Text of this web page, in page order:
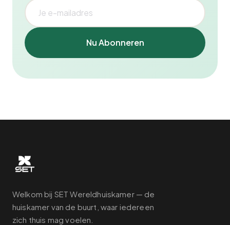
Nu Abonneren
Welkom bij SET Wereldhuiskamer — de
huiskamer van de buurt, waar iedereen
zich thuis mag voelen.